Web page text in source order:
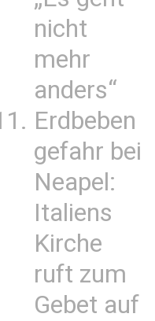
nicht
mehr
anders“
Erdbeben
gefahr bei
Neapel:
Italiens
Kirche
ruft zum
Gebet auf